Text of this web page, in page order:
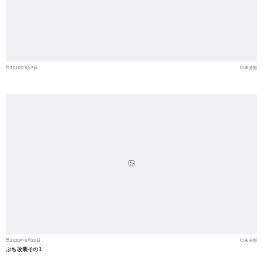
2016年8月7日 未分類
2020年8月23日 未分類
ぷち改装その1